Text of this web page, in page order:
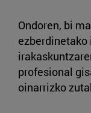
Ondoren, bi
profesional
oinarrizko